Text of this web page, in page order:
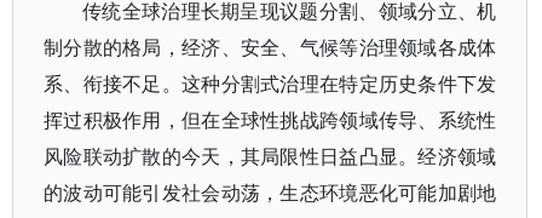
传统全球治理长期呈现议题分割、领域分立、机
制分散的格局，经济、安全、气候等治理领域各成体
系、衔接不足。这种分割式治理在特定历史条件下发
挥过积极作用，但在全球性挑战跨领域传导、系统性
风险联动扩散的今天，其局限性日益凸显。经济领域
的波动可能引发社会动荡，生态环境恶化可能加剧地